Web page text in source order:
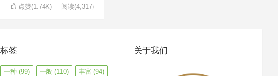
点赞(1.74K) 阅读(4,317)
标签
一种(99) 一般 (110) 丰富 (94)
关于我们